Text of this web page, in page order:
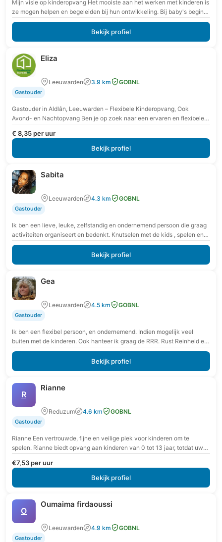
Mijn visie op kinderopvang Het mooiste aan het werken met kinderen is
ze mogen helpen en begeleiden bij hun ontwikkeling. Bij baby's begint
dat met…
Bekijk profiel
Eliza
Leeuwarden 3.9 km GOBNL
Gastouder
Gastouder in Aldlân, Leeuwarden – Flexibele Kinderopvang, Ook
Avond- en Nachtopvang Ben je op zoek naar een ervaren en flexibele
€ 8,35 per uur
Bekijk profiel
Sabita
Leeuwarden 4.3 km GOBNL
Gastouder
Ik ben een lieve, leuke, zelfstandig en ondernemend persoon die graag
activiteiten organiseert en bedenkt. Knutselen met de kids , spelen en
leren, geeft mij…
Bekijk profiel
Gea
Leeuwarden 4.5 km GOBNL
Gastouder
Ik ben een flexibel persoon, en ondernemend. Indien mogelijk veel
buiten met de kinderen. Ook hanteer ik graag de RRR. Rust Reinheid en
Regelmaat. In…
Bekijk profiel
R
Rianne
Reduzum 4.6 km GOBNL
Gastouder
Rianne Een vertrouwde, fijne en veilige plek voor kinderen om te
spelen. Rianne biedt opvang aan kinderen van 0 tot 13 jaar, totdat uw
€7,53 per uur
Bekijk profiel
O
Oumaima firdaoussi
Leeuwarden 4.9 km GOBNL
Gastouder